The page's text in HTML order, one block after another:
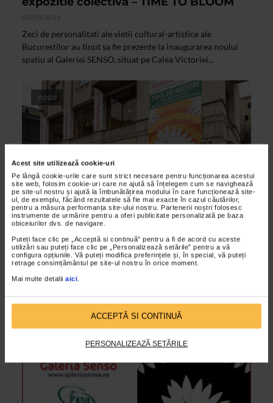
Acest site utilizează cookie-uri
Pe lângă cookie-urile care sunt strict necesare pentru funcționarea acestui
site web, folosim cookie-uri care ne ajută să înțelegem cum se navighează
pe site-ul nostru și ajută la îmbunătățirea modului în care funcționează site-
ul, de exemplu, făcând rezultatele să fie mai exacte în cazul căutărilor,
pentru a măsura performanța site-ului nostru. Partenerii noștri folosesc
instrumente de urmărire pentru a oferi publicitate personalizată pe baza
obiceiurilor dvs. de navigare.
Puteți face clic pe „Acceptă si continuă” pentru a fi de acord cu aceste
utilizări sau puteți face clic pe „Personalizează setările” pentru a vă
configura opțiunile. Vă puteți modifica preferințele și, în special, vă puteți
retrage consimțământul pe site-ul nostru în orice moment.
Mai multe detalii aici
ACCEPTĂ SI CONTINUĂ
PERSONALIZEAZĂ SETĂRILE
07/03/2019
Zeci de personalitati ale vietii cultural-artistice ale
Bucurestilor au tinut sa fie prezente la inaugurarea noului
spatiu al Galeriei SENSO, situat pe Calea Victoriei...
VIDEO
CLIPA DE ARTA
Expozitie noua la noua adresa a Galeriei
Senso (Calea Victoriei nr. 12C)
06/03/2019
Pentru a fi mai aproape de iubitorii de arta, Galeria Senso s-a
mutat intr-un spatiu nou pe Calea Victoriei la numarul 12C
(colt cu strada Lipscani), un spatiu modern...